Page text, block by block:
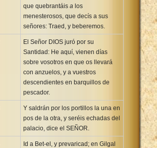
que quebrantáis a los
menesterosos, que decís a sus
señores: Traed, y beberemos.
El Señor DIOS juró por su
Santidad: He aquí, vienen días
sobre vosotros en que os llevará
con anzuelos, y a vuestros
descendientes en barquillos de
pescador.
Y saldrán por los portillos la una en
pos de la otra, y seréis echadas del
palacio, dice el SEÑOR.
Id a Bet-el, y prevaricad; en Gilgal